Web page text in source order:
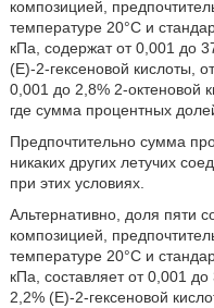
композицией,
температуре 20°С и
кПа, содержат от 0,001 до
(Е)-2-гексеновой кислоты,
0,001 до 2,8% 2-октеновой
где сумма процентных
Предпочтительно сумма
никаких других летучих
при этих условиях.
Альтернативно, доля пяти
композицией,
температуре 20°С и
кПа, составляет от 0,001
2,2% (Е)-2-гексеновой